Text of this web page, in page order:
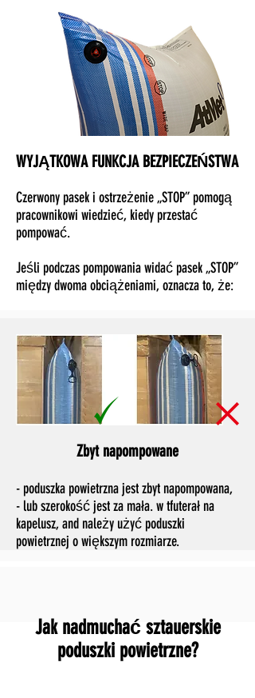
WYJĄTKOWA FUNKCJA BEZPIECZEŃSTWA
Czerwony pasek i ostrzeżenie „STOP” pomogą
pracownikowi wiedzieć, kiedy przestać
pompować.
Jeśli podczas pompowania widać pasek „STOP”
między dwoma obciążeniami, oznacza to, że:
Zbyt napompowane
- poduszka powietrzna jest zbyt napompowana,
- lub szerokość jest za mała. w tfuterał na
kapelusz, and należy użyć poduszki
powietrznej o większym rozmiarze.
Jak nadmuchać sztauerskie
poduszki powietrzne?